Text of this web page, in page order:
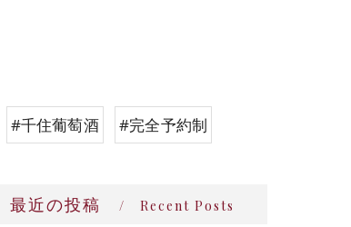
#千住葡萄酒 #完全予約制
最近の投稿 Recent Posts